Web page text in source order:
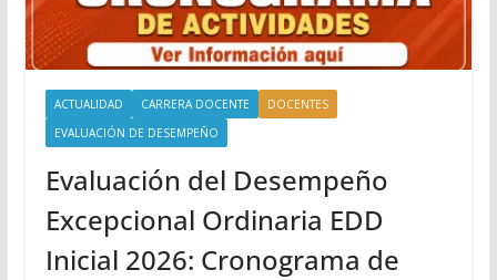
ACTUALIDAD CARRERA DOCENTE
DOCENTES
EVALUACIÓN DE DESEMPEÑO
Evaluación del Desempeño
Excepcional Ordinaria EDD
Inicial 2026: Cronograma de